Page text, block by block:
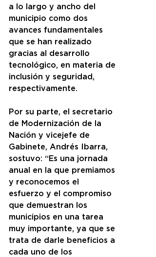
a lo largo y ancho del
municipio como dos
avances fundamentales
que se han realizado
gracias al desarrollo
tecnológico, en materia de
inclusión y seguridad,
respectivamente.
Por su parte, el secretario
de Modernización de la
Nación y vicejefe de
Gabinete, Andrés Ibarra,
sostuvo: “Es una jornada
anual en la que premiamos
y reconocemos el
esfuerzo y el compromiso
que demuestran los
municipios en una tarea
muy importante, ya que se
trata de darle beneficios a
cada uno de los